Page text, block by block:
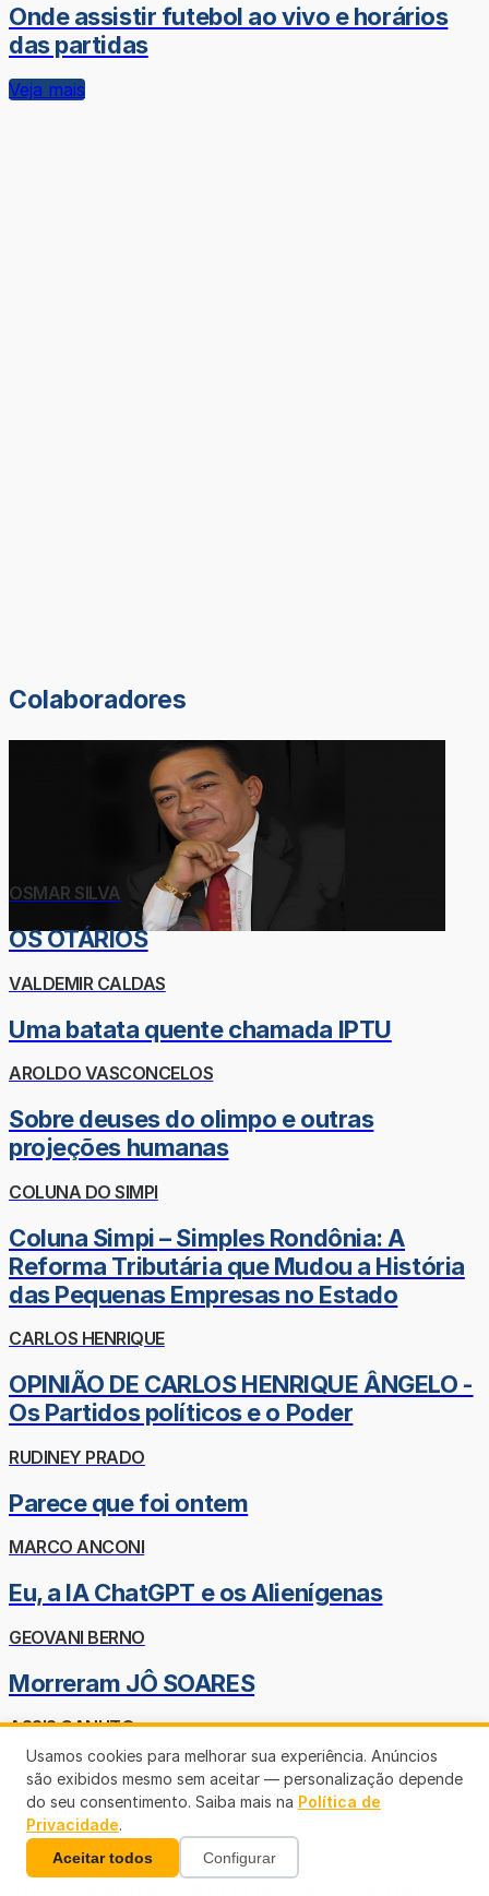
Onde assistir futebol ao vivo e horários
das partidas
Veja mais
Colaboradores
OSMAR SILVA
OS OTÁRIOS
VALDEMIR CALDAS
Uma batata quente chamada IPTU
AROLDO VASCONCELOS
Sobre deuses do olimpo e outras
projeções humanas
COLUNA DO SIMPI
Coluna Simpi – Simples Rondônia: A
Reforma Tributária que Mudou a História
das Pequenas Empresas no Estado
CARLOS HENRIQUE
OPINIÃO DE CARLOS HENRIQUE ÂNGELO -
Os Partidos políticos e o Poder
RUDINEY PRADO
Parece que foi ontem
MARCO ANCONI
Eu, a IA ChatGPT e os Alienígenas
GEOVANI BERNO
Morreram JÔ SOARES
ASSIS CANUTO
FRANCISCO SALLES de AZEVEDO - Ou
simplesmente CHICO SALLES!
ARIMAR SOUZA DE SÁ
Usamos cookies para melhorar sua experiência. Anúncios
são exibidos mesmo sem aceitar — personalização depende
do seu consentimento. Saiba mais na Política de
Privacidade.
Aceitar todos Configurar